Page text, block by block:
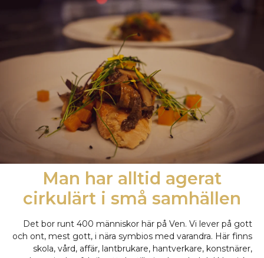
Man har alltid agerat
cirkulärt i små samhällen
Det bor runt 400 människor här på Ven. Vi lever på gott
och ont, mest gott, i nära symbios med varandra. Här finns
skola, vård, affär, lantbrukare, hantverkare, konstnärer,